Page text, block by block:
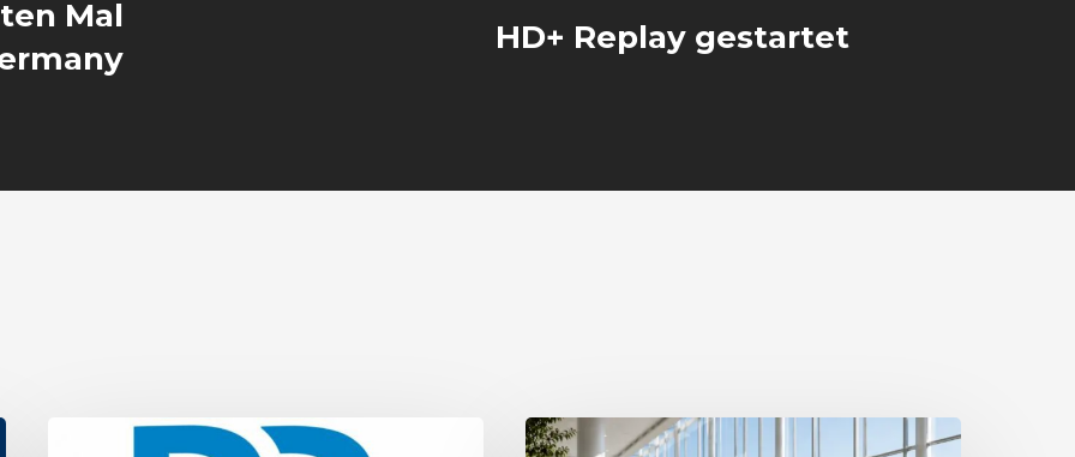
Mal
HD+ Replay gestartet